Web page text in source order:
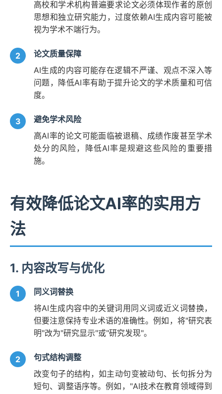
高校和学术机构普遍要求论文必须体现作者的原创
思想和独立研究能力，过度依赖AI生成内容可能被
视为学术不端行为。
论文质量保障
AI生成的内容可能存在逻辑不严谨、观点不深入等
问题，降低AI率有助于提升论文的学术质量和可信
度。
避免学术风险
高AI率的论文可能面临被退稿、成绩作废甚至学术
处分的风险，降低AI率是规避这些风险的重要措
施。
有效降低论文AI率的实用方
法
1. 内容改写与优化
同义词替换
将AI生成内容中的关键词用同义词或近义词替换，
但要注意保持专业术语的准确性。例如，将"研究表
明"改为"研究显示"或"研究发现"。
句式结构调整
改变句子的结构，如主动句变被动句、长句拆分为
短句、调整语序等。例如，"AI技术在教育领域得到